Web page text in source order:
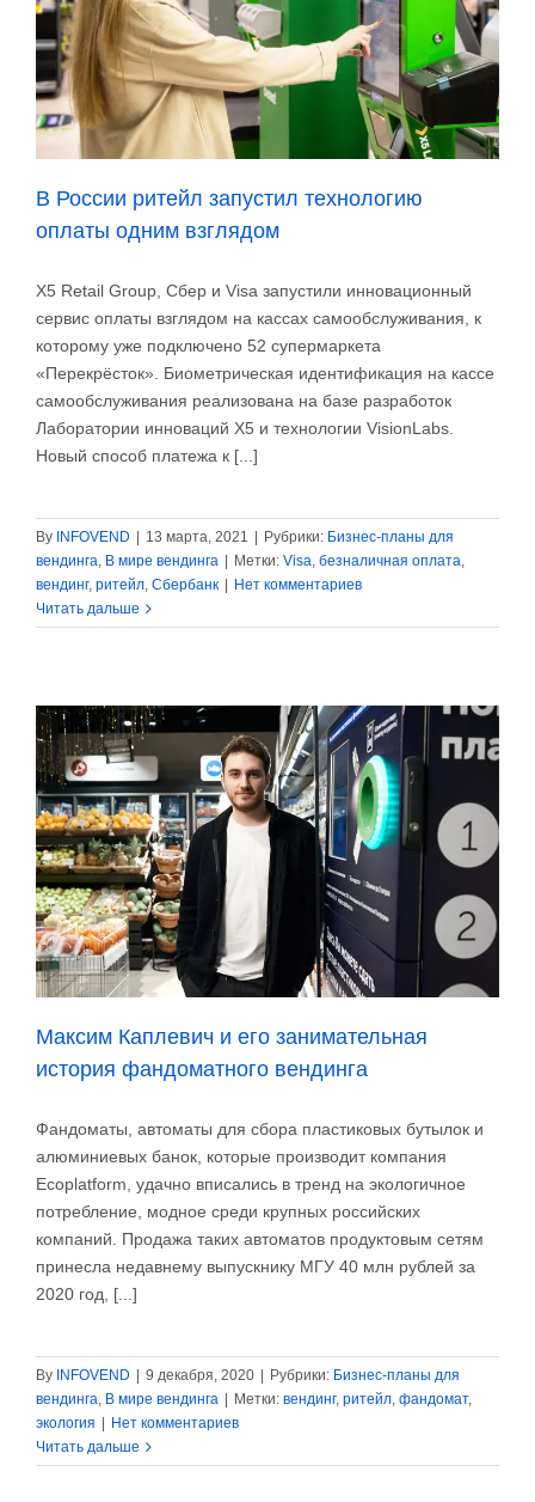
В России ритейл запустил технологию
оплаты одним взглядом
X5 Retail Group, Сбер и Visa запустили инновационный
сервис оплаты взглядом на кассах самообслуживания, к
которому уже подключено 52 супермаркета
«Перекрёсток». Биометрическая идентификация на кассе
самообслуживания реализована на базе разработок
Лаборатории инноваций Х5 и технологии VisionLabs.
Новый способ платежа к [...]
By INFOVEND | 13 марта, 2021 | Рубрики: Бизнес-планы для
вендинга, В мире вендинга | Метки: Visa, безналичная оплата,
вендинг, ритейл, Сбербанк | Нет комментариев
Читать дальше
Максим Каплевич и его занимательная
история фандоматного вендинга
Фандоматы, автоматы для сбора пластиковых бутылок и
алюминиевых банок, которые производит компания
Ecoplatform, удачно вписались в тренд на экологичное
потребление, модное среди крупных российских
компаний. Продажа таких автоматов продуктовым сетям
принесла недавнему выпускнику МГУ 40 млн рублей за
2020 год, [...]
By INFOVEND 9 декабря, 2020 Рубрики: Бизнес-планы для
вендинга, В мире вендинга Метки: вендинг, ритейл, фандомат,
экология
Нет комментариев
Читать дальше